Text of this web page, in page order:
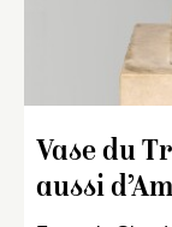
Vase du
aussi